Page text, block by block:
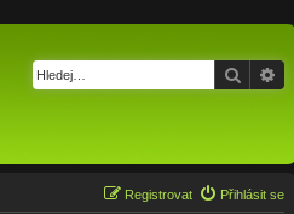
Hledat
Přihlásit se
Registrovat